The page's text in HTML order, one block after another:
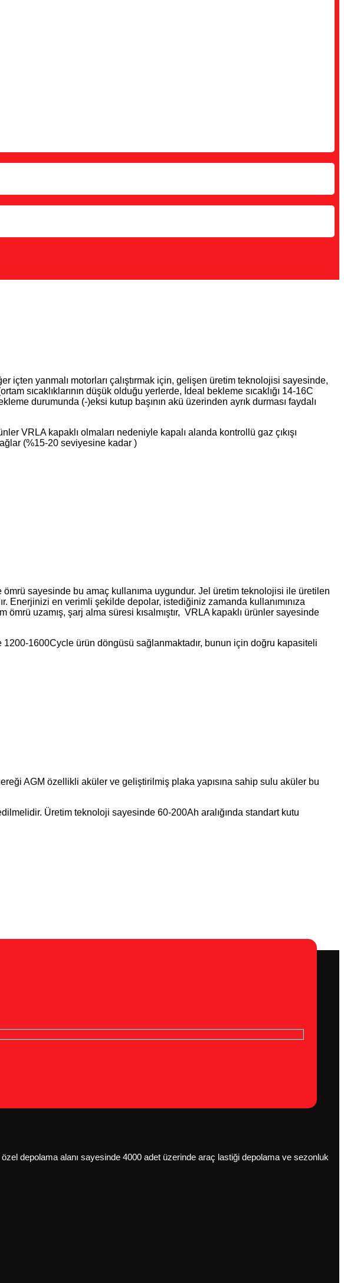
içten yanmalı motorları çalıştırmak için, gelişen üretim teknolojisi sayesinde,
sıcaklıklarının düşük olduğu yerlerde, İdeal bekleme sıcaklığı 14-16C
durumunda (-)eksi kutup başının akü üzerinden ayrık durması faydalı
VRLA kapaklı olmaları nedeniyle kapalı alanda kontrollü gaz çıkışı
(%15-20 seviyesine kadar )
sayesinde bu amaç kullanıma uygundur. Jel üretim teknolojisi ile üretilen
Enerjinizi en verimli şekilde depolar, istediğiniz zamanda kullanımınıza
uzamış, şarj alma süresi kısalmıştır, VRLA kapaklı ürünler sayesinde
1600Cycle ürün döngüsü sağlanmaktadır, bunun için doğru kapasiteli
AGM özellikli aküler ve geliştirilmiş plaka yapısına sahip sulu aküler bu
Üretim teknoloji sayesinde 60-200Ah aralığında standart kutu
depolama alanı sayesinde 4000 adet üzerinde araç lastiği depolama ve sezonluk